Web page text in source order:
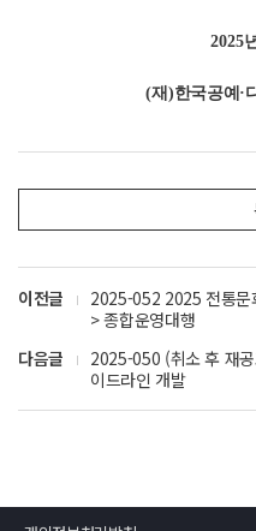
2025년
(재 )한국공예 ·
이전글
2025-052 2025 전통문
> 종합운영대행
다음글
2025-050 (취소 후 재
이드라인 개발